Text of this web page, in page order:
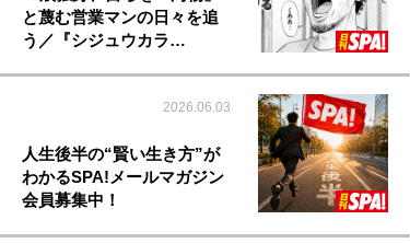
と蔑む営業マンの日々を追
う／『シジュウカラ…
2026.06.03
人生後半の“賢い生き方”が
わかるSPA!メールマガジン
会員募集中！